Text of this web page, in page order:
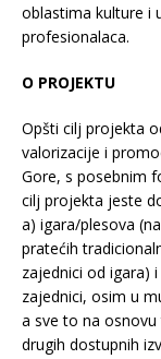
oblastima kulture i
profesionalaca.
O PROJEKTU
Opšti cilj projekta
valorizacije i
Gore, s posebnim
cilj projekta jeste
a) igara/plesova
pratećih
zajednici od igara)
zajednici, osim u
a sve to na
drugih dostupnih